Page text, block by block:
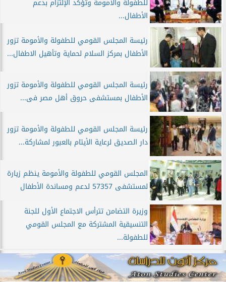
للطفولة والأمومة وتؤكد الإلتزام بدعم
الأطفال...
رئيسة المجلس القومي للطفولة والأمومة تزور
الأطفال بمركز السلام لحماية وتأهيل الاطفال...
رئيسة المجلس القومي للطفولة والأمومة تزور
الأطفال بمستشفى حروق أهل مصر فى...
رئيسة المجلس القومي للطفولة والأمومة تزور
دار الصديق لرعاية الأيتام بالعبور لمشاركة...
المجلس القومي للطفولة والأمومة ينظم زيارة
لمستشفى 57357 لدعم ومساندة الأطفال
وزيرة التضامن تترأس الاجتماع الأول للجنة
التنسيقية المشتركة مع المجلس القومي
للطفولة...